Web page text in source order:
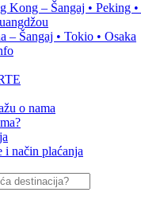
Kong – Šangaj • Peking
– Šangaj • Tokio • Osaka
o nama
i način plaćanja